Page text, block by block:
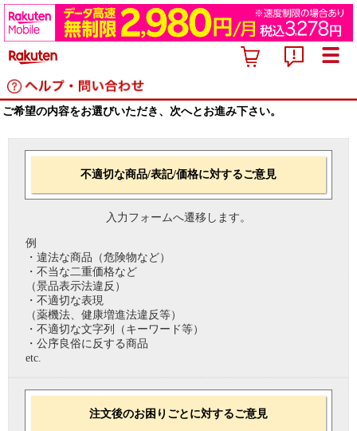
ご希望の内容をお選びいただき、次へとお進み下さい。
不適切な商品/表記/価格に対するご意見
入力フォームへ遷移します。
例
・違法な商品（危険物など）
・不当な二重価格など
（景品表示法違反）
・不適切な表現
（薬機法、健康増進法違反等）
・不適切な文字列（キーワード等）
・公序良俗に反する商品
etc.
注文後のお困りごとに対するご意見